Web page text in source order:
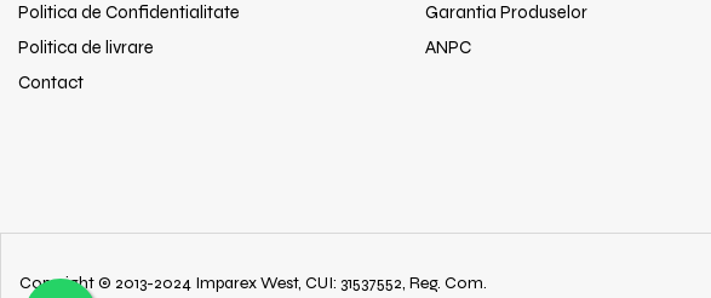
Politica de Confidentialitate
Politica de livrare
Contact
Garantia Produselor
ANPC
Copyright © 2013-2024 Imparex West, CUI: 31537552, Reg. Com.